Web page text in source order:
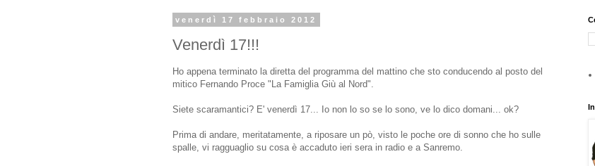
venerdì 17 febbraio 2012
Venerdì 17!!!
Ho appena terminato la diretta del programma del mattino che sto conducendo al posto del
mitico Fernando Proce "La Famiglia Giù al Nord".
Siete scaramantici? E' venerdì 17... Io non lo so se lo sono, ve lo dico domani... ok?
Prima di andare, meritatamente, a riposare un pò, visto le poche ore di sonno che ho sulle
spalle, vi ragguaglio su cosa è accaduto ieri sera in radio e a Sanremo.